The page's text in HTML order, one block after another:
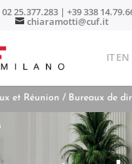
02 25.377.283 | +39 338
chiaramotti@cuf.it
ITEN
et Réunion / Bureaux de